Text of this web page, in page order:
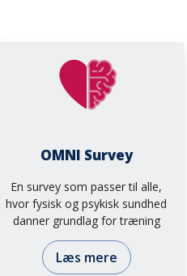
OMNI Survey
En survey som passer til alle,
hvor fysisk og psykisk sundhed
danner grundlag for træning
Læs mere